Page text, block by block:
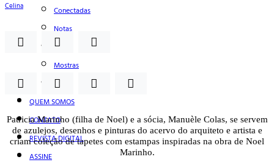
Conectadas
Notas
Social
Mostras
Arte
QUEM SOMOS
CONTATO
REVISTA DIGITAL
ASSINE
Celina
Patricia Marinho (filha de Noel) e a sócia, Manuèle Colas, se servem
de azulejos, desenhos e pinturas do acervo do arquiteto e artista e
criam coleção de tapetes com estampas inspiradas na obra de Noel
Marinho.